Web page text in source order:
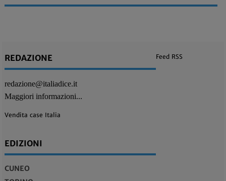
REDAZIONE
redazione@italiadice.it
Maggiori informazioni...
Vendita case Italia
EDIZIONI
CUNEO
Feed RSS